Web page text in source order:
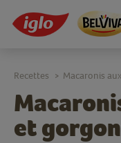
et
Recettes > Macaronis